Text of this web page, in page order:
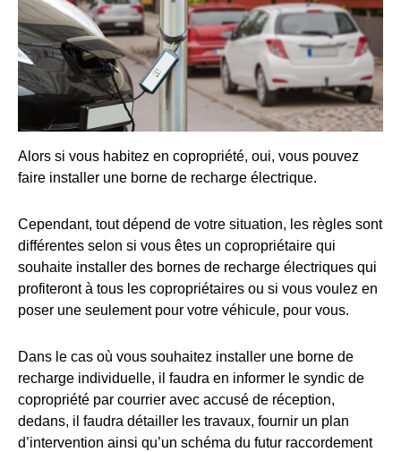
Alors si vous habitez en copropriété, oui, vous pouvez
faire installer une borne de recharge électrique.
Cependant, tout dépend de votre situation, les règles sont
différentes selon si vous êtes un copropriétaire qui
souhaite installer des bornes de recharge électriques qui
profiteront à tous les copropriétaires ou si vous voulez en
poser une seulement pour votre véhicule, pour vous.
Dans le cas où vous souhaitez installer une borne de
recharge individuelle, il faudra en informer le syndic de
copropriété par courrier avec accusé de réception,
dedans, il faudra détailler les travaux, fournir un plan
d’intervention ainsi qu’un schéma du futur raccordement